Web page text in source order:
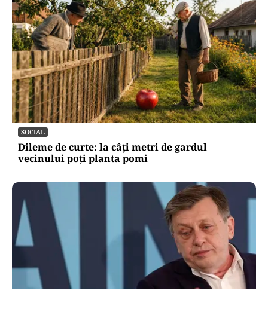
SOCIAL
Dileme de curte: la câți metri de gardul
vecinului poți planta pomi